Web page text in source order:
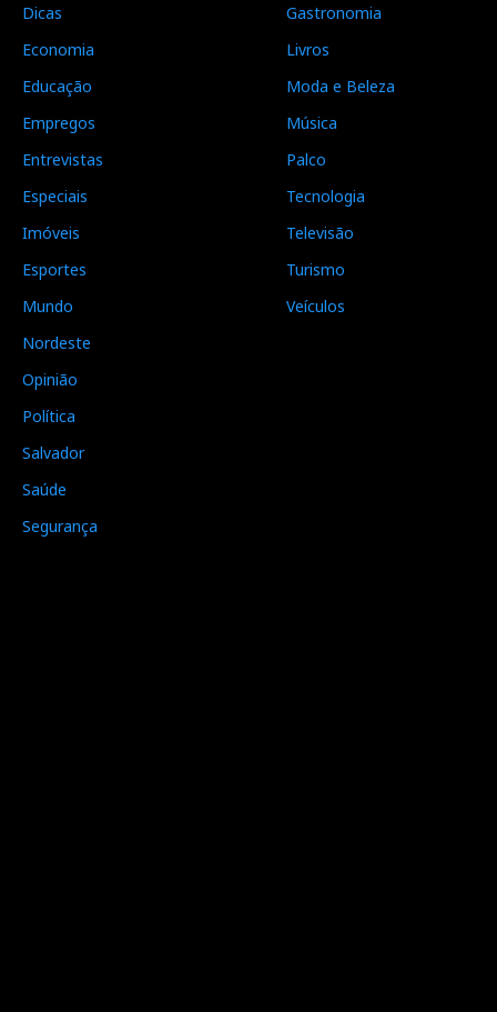
Dicas
Economia
Educação
Empregos
Entrevistas
Especiais
Imóveis
Esportes
Mundo
Nordeste
Opinião
Política
Salvador
Saúde
Segurança
Gastronomia
Livros
Moda e Beleza
Música
Palco
Tecnologia
Televisão
Turismo
Veículos